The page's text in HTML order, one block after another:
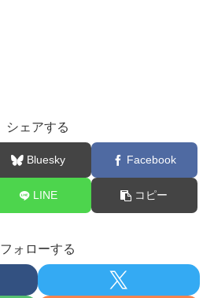
シェアする
Bluesky Facebook
LINE コピー
フォローする